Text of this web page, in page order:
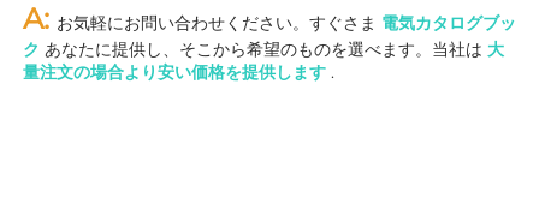
A: お気軽にお問い合わせください。すぐさま 電気カタログブッ
ク あなたに提供し、そこから希望のものを選べます。当社は 大
量注文の場合より安い価格を提供します .